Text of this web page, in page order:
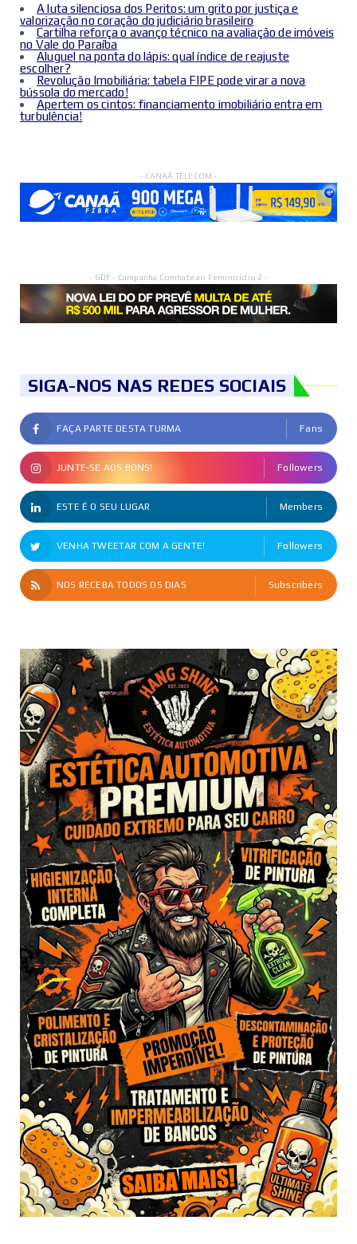
A luta silenciosa dos Peritos: um grito por justiça e
valorização no coração do judiciário brasileiro
Cartilha reforça o avanço técnico na avaliação de imóveis
no Vale do Paraíba
Aluguel na ponta do lápis: qual índice de reajuste
escolher?
Revolução Imobiliária: tabela FIPE pode virar a nova
bússola do mercado!
Apertem os cintos: financiamento imobiliário entra em
turbulência!
- CANAÃ TELECOM -
- GDF - Campanha Combate ao Feminicídio 2 -
SIGA-NOS NAS REDES SOCIAIS
FAÇA PARTE DESTA TURMA Fans
JUNTE-SE AOS BONS! Followers
ESTE É O SEU LUGAR Members
VENHA TWEETAR COM A GENTE! Followers
NOS RECEBA TODOS OS DIAS Subscribers